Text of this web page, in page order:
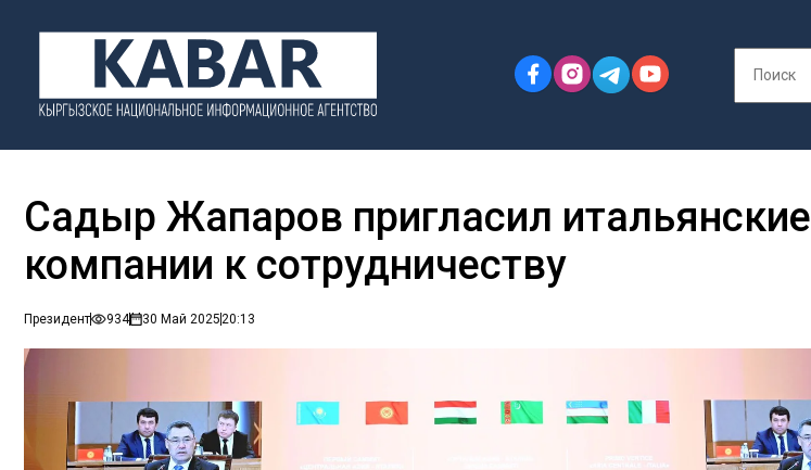
Садыр Жапаров пригласил итальянские
компании к сотрудничеству
Президент 934 30 Май 202520:13